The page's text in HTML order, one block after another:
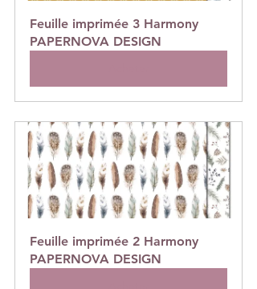
Feuille imprimée 3 Harmony
PAPERNOVA DESIGN
Feuille imprimée 2 Harmony
PAPERNOVA DESIGN